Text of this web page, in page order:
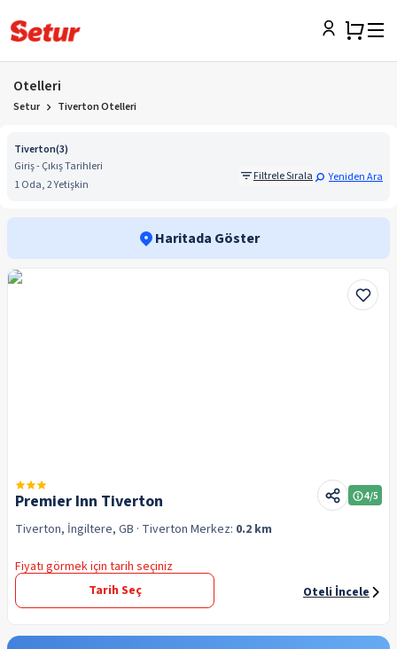
Otelleri
Setur Tiverton Otelleri
Tiverton(3)
Giriş - Çıkış Tarihleri
1 Oda, 2 Yetişkin
Filtrele Sırala Yeniden Ara
Haritada Göster
Premier Inn Tiverton 4/5
Tiverton, İngiltere, GB · Tiverton Merkez: 0.2 km
Fiyatı görmek için tarih seçiniz
Tarih Seç
Oteli İncele